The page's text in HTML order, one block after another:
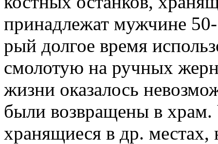
принадлежат мужчине
рый долгое время
смолотую на ручных
жизни оказалось
были возвращены в
хранящиеся в др. местах,